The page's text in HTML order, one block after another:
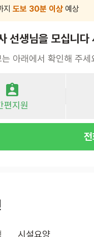
도보 30분 이상 예상
선생님을 모십니다
아래에서 확인해 주세
편지원
시설요양